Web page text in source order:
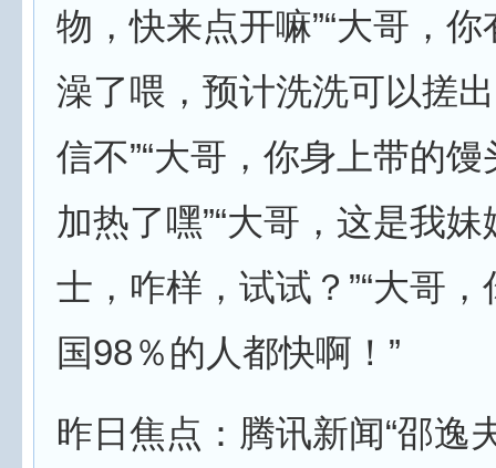
物，快来点开嘛”“大哥，
澡了喂，预计洗洗可以搓
信不”“大哥，你身上带的
加热了嘿”“大哥，这是我
士，咋样，试试？”“大哥
国98％的人都快啊！”
昨日焦点：腾讯新闻“邵逸